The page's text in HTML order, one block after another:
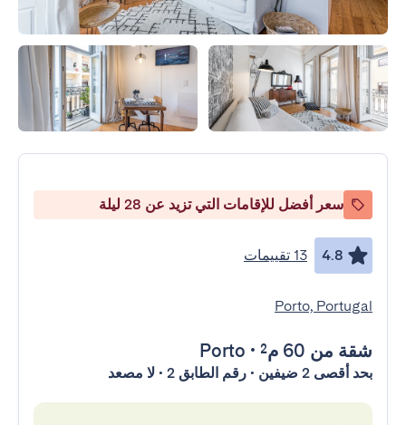
سعر أفضل للإقامات التي تزيد عن 28 ليلة
4.8 13 تقييمات
Porto, Portugal
شقة من 60 م² •
Porto
بحد أقصى 2 ضيفين • رقم الطابق 2 • لا مصعد